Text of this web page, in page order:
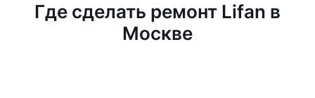
Где сделать ремонт Lifan в
Москве